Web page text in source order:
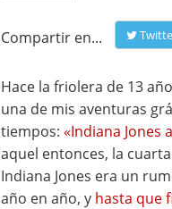
Compartir en...
Hace la friolera de 13
una de mis aventuras
tiempos: «Indiana Jones
aquel entonces, la
Indiana Jones era un
año en año, y hasta que